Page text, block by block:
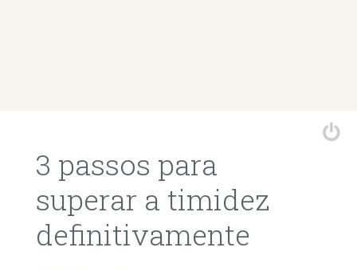
3 passos para
superar a timidez
definitivamente